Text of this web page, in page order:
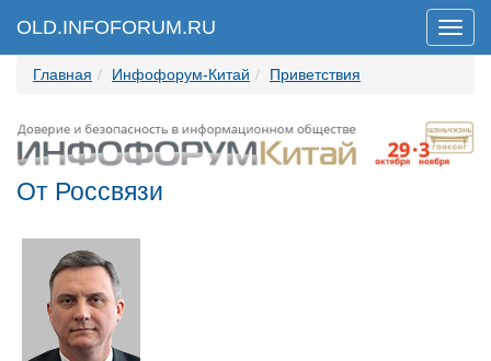
Меню
OLD.INFOFORUM.RU
Главная Инфофорум-Китай Приветствия
От Россвязи